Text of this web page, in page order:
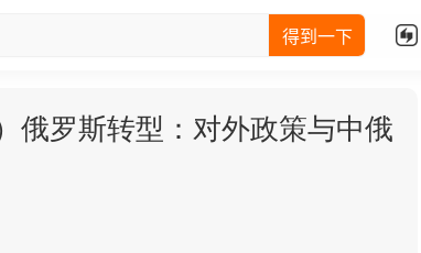
得到一下
俄罗斯转型：对外政策与中俄